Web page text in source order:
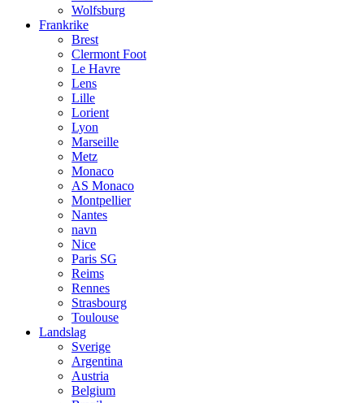
Wolfsburg
Frankrike
Brest
Clermont Foot
Le Havre
Lens
Lille
Lorient
Lyon
Marseille
Metz
Monaco
AS Monaco
Montpellier
Nantes
navn
Nice
Paris SG
Reims
Rennes
Strasbourg
Toulouse
Landslag
Sverige
Argentina
Austria
Belgium